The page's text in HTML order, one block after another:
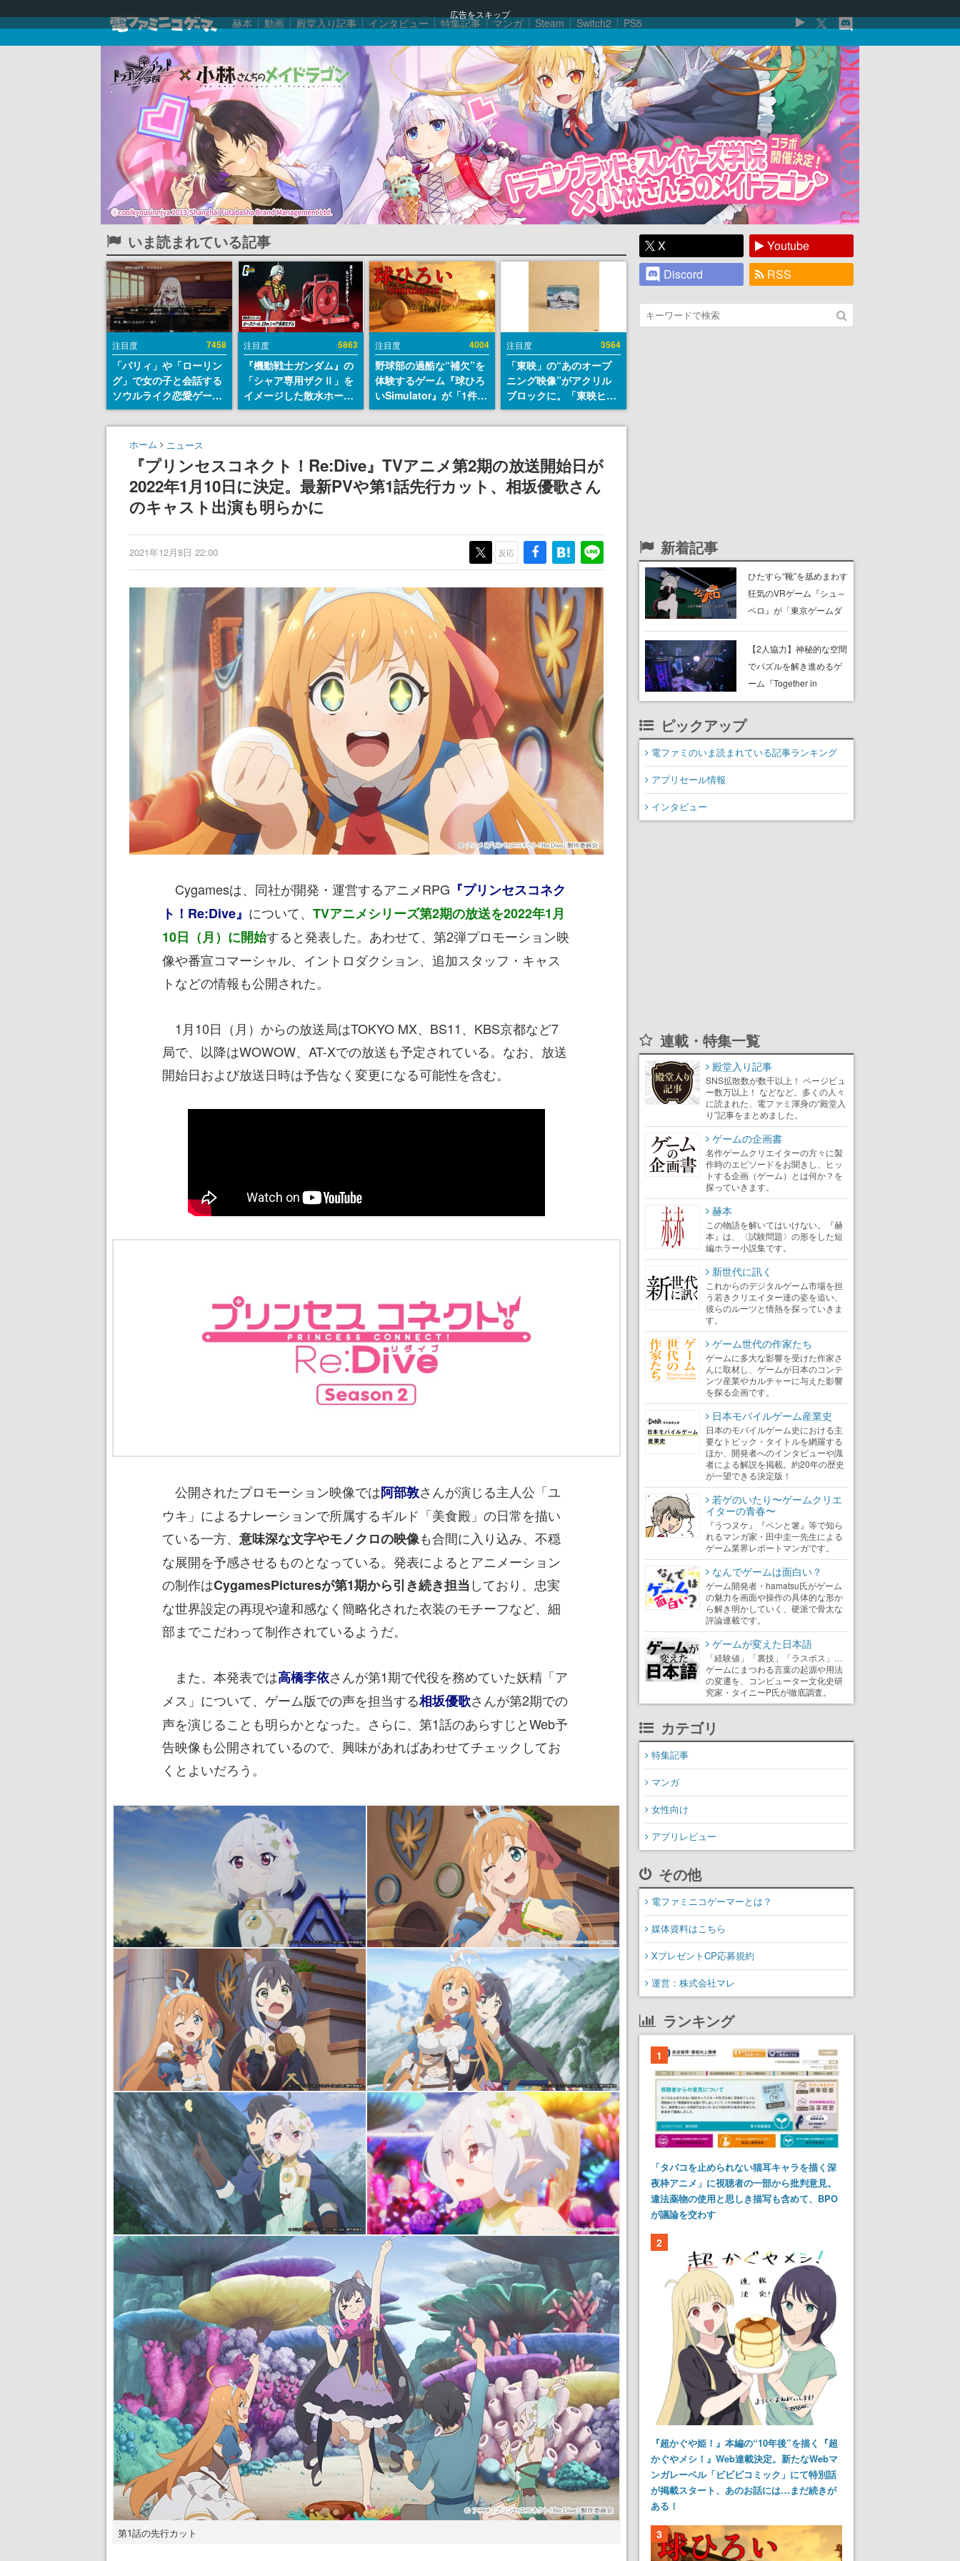
広告をスキップ
赫本 動画 殿堂入り記事 インタビュー 特集記事 マンガ Steam Switch2 PS5
いま読まれている記事
注目度 7458
「パリィ」や「ローリン
グ」で女の子と会話する
ソウルライク恋愛ゲーム
『小早川さんはソウルラ
イク』無料公開。返事に
失敗すると「YOU
DIED」
注目度 5863
『機動戦士ガンダム』の
「シャア専用ザクⅡ」を
イメージした散水ホース
リールが予約開始。本体
にはシャアのパーソナル
どを配置
注目度 4004
野球部の過酷な“補欠”を
体験するゲーム『球ひろ
いSimulator』が「1件」
のウィッシュリストをも
とにチェコ語に対応し
ダム・カム』開発元やチ
ェコのプロ野球選手から
称賛の声
注目度 3564
「東映」の“あのオープ
ニング映像”がアクリル
ブロックに。「東映ヒス
トリカル グッズコレクシ
ョン」が8月下旬より発
ホーム ニュース
『プリンセスコネクト！Re:Dive』TVアニメ第2期の放送開始日が
2022年1月10日に決定。最新PVや第1話先行カット、相坂優歌さん
のキャスト出演も明らかに
2021年12月8日 22:00 反応
Cygamesは、同社が開発・運営するアニメRPG 『プリンセスコネク
ト！Re:Dive』 について、 TVアニメシリーズ第2期の放送を2022年1月
10日（月）に開始すると発表した。あわせて、第2弾プロモーション映
像や番宣コマーシャル、イントロダクション、追加スタッフ・キャス
トなどの情報も公開された。
1月10日（月）からの放送局はTOKYO MX、BS11、KBS京都など7
局で、以降はWOWOW、AT-Xでの放送も予定されている。なお、放送
開始日および放送日時は予告なく変更になる可能性を含む。
公開されたプロモーション映像では阿部敦さんが演じる主人公「ユ
ウキ」によるナレーションで所属するギルド「美食殿」の日常を描い
ている一方、 意味深な文字やモノクロの映像も合間に入り込み、不穏
な展開を予感させるものとなっている。発表によるとアニメーション
の制作はCygamesPicturesが第1期から引き続き担当 しており、忠実
な世界設定の再現や違和感なく簡略化された衣装のモチーフなど、細
部までこだわって制作されているようだ。
また、本発表では高橋李依さんが第1期で代役を務めていた妖精「ア
メス」について、ゲーム版での声を担当する相坂優歌さんが第2期での
声を演じることも明らかとなった。さらに、第1話のあらすじとWeb予
告映像も公開されているので、興味があればあわせてチェックしてお
くとよいだろう。
第1話の先行カット
X
Youtube
Discord
RSS
新着記事
ひたすら“靴”を舐めまわす
狂気のVRゲーム『シュ～
ペロ』が「東京ゲームダ
ャッチコピーは「三度の
飯より靴を舐めよう」と
前のめり。公式アカウン
【2人協力】神秘的な空間
でパズルを解き進めるゲ
ーム『Together in
Forgotten Lands』が本日
界の古代洞窟を舞台に、4
つのバイオームを探索し
ピックアップ
電ファミのいま読まれている記事ランキング
アプリセール情報
インタビュー
連載・特集一覧
殿堂入り記事
SNS拡散数が数千以上！ ページビュ
ー数万以上！ などなど。多くの人々
に読まれた、電ファミ渾身の“殿堂入
り”記事をまとめました。
ゲームの企画書
名作ゲームクリエイターの方々に製
作時のエピソードをお聞きし、ヒッ
トする企画（ゲーム）とは何か？を
探っていきます。
赫本
この物語を解いてはいけない。『赫
本』は、〈試験問題〉の形をした短
編ホラー小説集です。
新世代に訊く
これからのデジタルゲーム市場を担
う若きクリエイター達の姿を追い、
彼らのルーツと情熱を探っていきま
す。
ゲーム世代の作家たち
ゲームに多大な影響を受けた作家さ
んに取材し、ゲームが日本のコンテ
ンツ産業やカルチャーに与えた影響
を探る企画です。
日本モバイルゲーム産業史
日本のモバイルゲーム史における主
要なトピック・タイトルを網羅する
ほか、開発者へのインタビューや識
者による解説を掲載。約20年の歴史
が一望できる決定版！
若ゲのいたり〜ゲームクリエ
イターの青春〜
『うつヌケ』『ペンと箸』等で知ら
れるマンガ家・田中圭一先生による
ゲーム業界レポートマンガです。
なんでゲームは面白い？
ゲーム開発者・hamatsu氏がゲーム
の魅力を画面や操作の具体的な形か
ら解き明かしていく、硬派で骨太な
評論連載です。
ゲームが変えた日本語
「経験値」「裏技」「ラスボス」…
ゲームにまつわる言葉の起源や用法
の変遷を、コンピューター文化史研
究家・タイニーP氏が徹底調査。
カテゴリ
特集記事
マンガ
女性向け
アプリレビュー
その他
電ファミニコゲーマーとは？
媒体資料はこちら
XプレゼントCP応募規約
運営：株式会社マレ
ランキング
1
「タバコを止められない猫耳キャラを描く深
夜枠アニメ」に視聴者の一部から批判意見。
違法薬物の使用と思しき描写も含めて、BPO
が議論を交わす
2
『超かぐや姫！』本編の“10年後”を描く『超
かぐやメシ！』Web連載決定。新たなWebマ
ンガレーベル「ビビビコミック」にて特別話
が掲載スタート、あのお話には…まだ続きが
ある！
3